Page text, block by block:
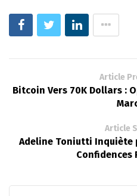
Article
Bitcoin Vers 70K Dollars :
Article
Adeline Toniutti Inquiète
Confidences